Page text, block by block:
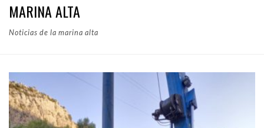
MARINA ALTA
Noticias de la marina alta